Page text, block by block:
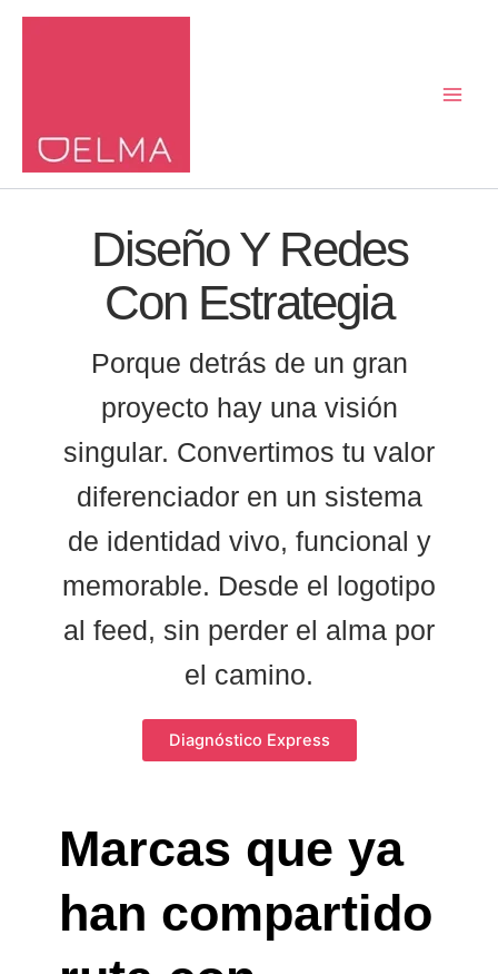
Diseño Y Redes
Con Estrategia
Porque detrás de un gran
proyecto hay una visión
singular. Convertimos tu valor
diferenciador en un sistema
de identidad vivo, funcional y
memorable. Desde el logotipo
al feed, sin perder el alma por
el camino.
Diagnóstico Express
Marcas que ya
han compartido